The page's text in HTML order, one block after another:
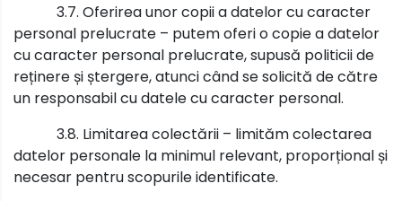
3.7. Oferirea unor copii a datelor cu caracter
personal prelucrate – putem oferi o copie a datelor
cu caracter personal prelucrate, supusă politicii de
reținere și ștergere, atunci când se solicită de către
un responsabil cu datele cu caracter personal.
3.8. Limitarea colectării – limităm colectarea
datelor personale la minimul relevant, proporțional și
necesar pentru scopurile identificate.